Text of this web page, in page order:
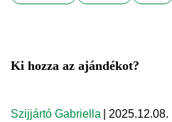
Ki hozza az ajándékot?
Szijjártó Gabriella | 2025.12.08.